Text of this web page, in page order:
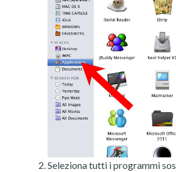
Seleziona tutti i programmi